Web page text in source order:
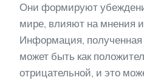
Они формируют
мире, влияют на мнения
Информация,
может быть как
отрицательной, и это